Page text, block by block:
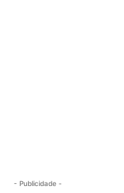
- Publicidade -